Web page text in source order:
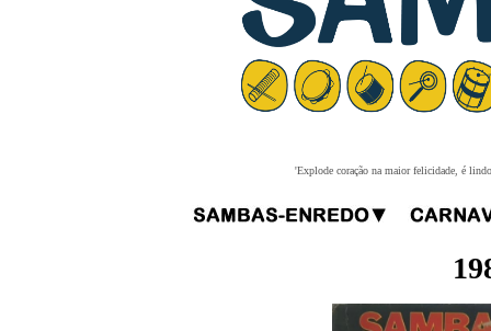
'Explode coração na maior felicidade, é